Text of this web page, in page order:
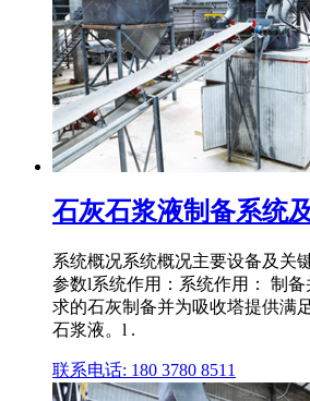
石灰石浆液制备系统
系统概况系统概况主要设备及关
参数l系统作用：系统作用： 制
求的石灰制备并为吸收塔提供满
石浆液。l .
联系电话: 180 3780 8511